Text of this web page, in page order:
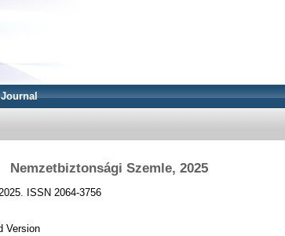
Nemzetbiztonsági Szemle, 2025
ISSN 2064-3756
Version